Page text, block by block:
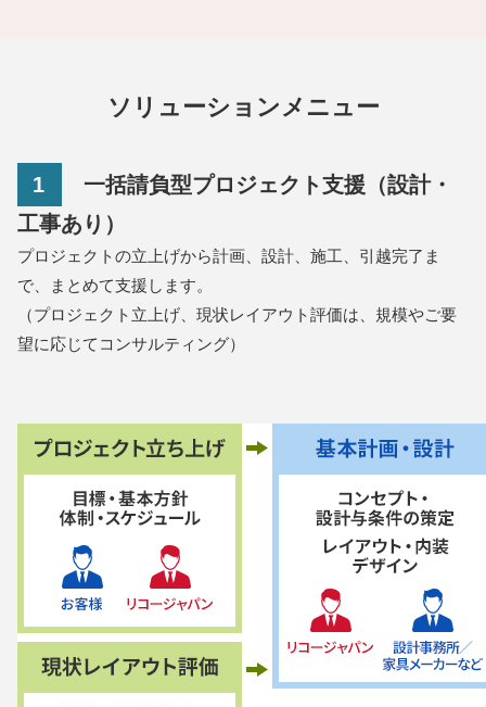
ソリューションメニュー
1
一括請負型プロジェクト支援（設計・
工事あり）
プロジェクトの立上げから計画、設計、施工、引越完了ま
で、まとめて支援します。
（プロジェクト立上げ、現状レイアウト評価は、規模やご要
望に応じてコンサルティング）